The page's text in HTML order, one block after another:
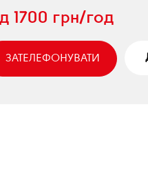
1700 грн/год
ЗАТЕЛЕФОНУВАТИ